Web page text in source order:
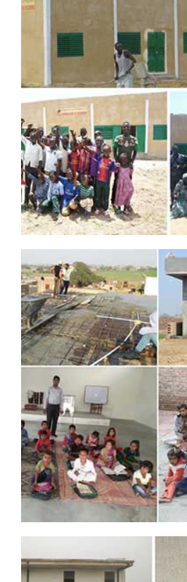
: 2015.11. ~ 2016.08.22
후원자 보기
DREAMSDREAM PROJECT
프로젝트 제목: 아프리카 차드 겔랜
프로젝트 규모: 교실 3개 교무실 1개
공사기간: 2015.11. ~ 2016.09.30
후원자 보기
프로젝트 제목: 파키스탄 파이슬라
프로젝트 규모
: 교실 2개 교무실 1